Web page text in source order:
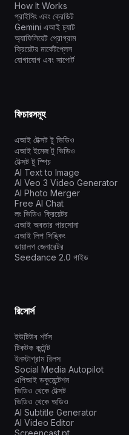
How It Works
প্রাইসিং এবং ক্রেডিট
Gemini এআই চ্যাট
অ্যাফিলিয়েট প্রোগ্রাম
ক্রিয়েটর মার্কেটপ্লেস
যোগাযোগ এবং সাপোর্ট
ফিচারসমূহ
এআই টেক্সট টু ভিডিও
এআই ইমেজ টু ভিডিও
টেক্সট টু স্পিচ
AI Text to Image
AI Veo 3 Video Generator
AI Photo Merger
Free AI Chat
লং ভিডিও ক্রিয়েটর
এআই অবতার পারসোনা
এআই লিপ সিঙ্কিং
ডায়ালগ জেনারেটর
Seedance 2.0 গাইড
রিসোর্স
ইউটিউব শর্টস
টিকটক কন্টেন্ট
ইনস্টাগ্রাম রিলস
Social Media Autopilot
এপিআই ডকুমেন্টেশন
ভিডিও থেকে টেক্সট
ভিডিও থেকে অডিও
AI Subtitle Generator
AI Video Editor
Screencast.pt